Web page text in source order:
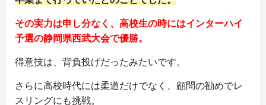
その実力は申し分なく、高校生の時にはインターハイ
予選の静岡県西武大会で優勝。
得意技は、背負投げだったみたいです。
さらに高校時代には柔道だけでなく、顧問の勧めでレ
スリングにも挑戦。